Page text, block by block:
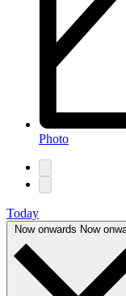
Photo
Today
Now onwards Now